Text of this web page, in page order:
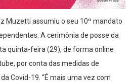
Muzetti assumiu o seu 10º mandato
A cerimônia de posse da
quinta-feira (29), de forma online
por conta das medidas de
Covid-19. “É mais uma vez com